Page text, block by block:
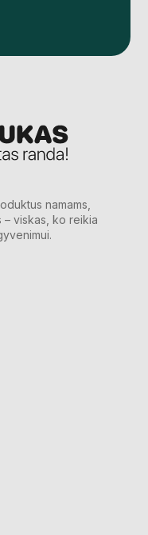
namams,
– viskas, ko reikia